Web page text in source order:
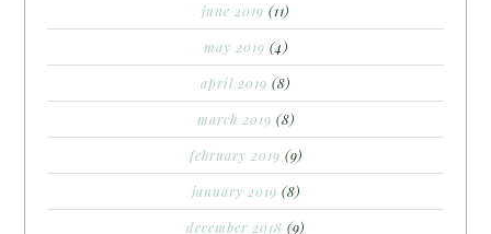
june 2019 (11)
may 2019 (4)
april 2019 (8)
march 2019 (8)
february 2019 (9)
january 2019 (8)
december 2018 (9)